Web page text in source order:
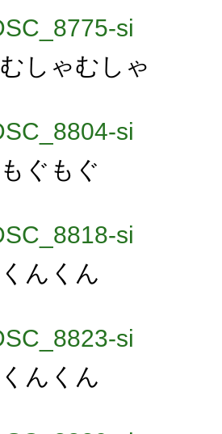
むしゃむしゃ
もぐもぐ
くんくん
くんくん